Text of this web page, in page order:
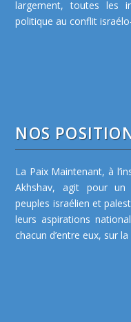
largement, toutes les
politique au conflit
NOS
La Paix Maintenant, à
Akhshav, agit pour un
peuples israélien et
leurs aspirations
chacun d’entre eux, sur la